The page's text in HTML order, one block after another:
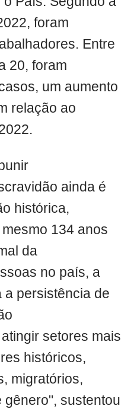
foram
Entre
20, foram
um aumento
relação ao
ainda é
histórica,
134 anos
da
no país, a
a persistência de
setores mais
históricos,
migratórios,
gênero", sustentou